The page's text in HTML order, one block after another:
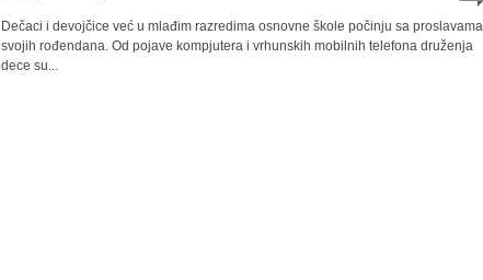
Dečaci i devojčice već u mlađim razredima osnovne škole počinju sa proslavama
svojih rođendana. Od pojave kompjutera i vrhunskih mobilnih telefona druženja
dece su...